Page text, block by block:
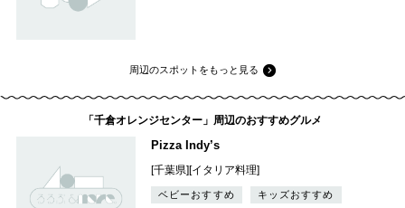
周辺のスポットをもっと見る
「千倉オレンジセンター」周辺のおすすめグルメ
Pizza Indy’s
[千葉県][イタリア料理]
ベビーおすすめ キッズおすすめ